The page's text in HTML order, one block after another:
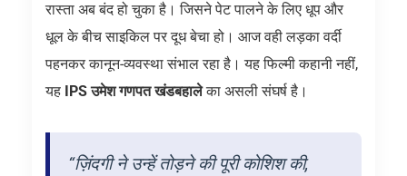
रास्ता अब बंद हो चुका है। जिसने पेट पालने के लिए धूप और
धूल के बीच साइकिल पर दूध बेचा हो। आज वही लड़का वर्दी
पहनकर कानून-व्यवस्था संभाल रहा है। यह फिल्मी कहानी नहीं,
यह
IPS उमेश गणपत खंडबहालेका असली संघर्ष है।
“ज़िंदगी ने उन्हें तोड़ने की पूरी कोशिश की,